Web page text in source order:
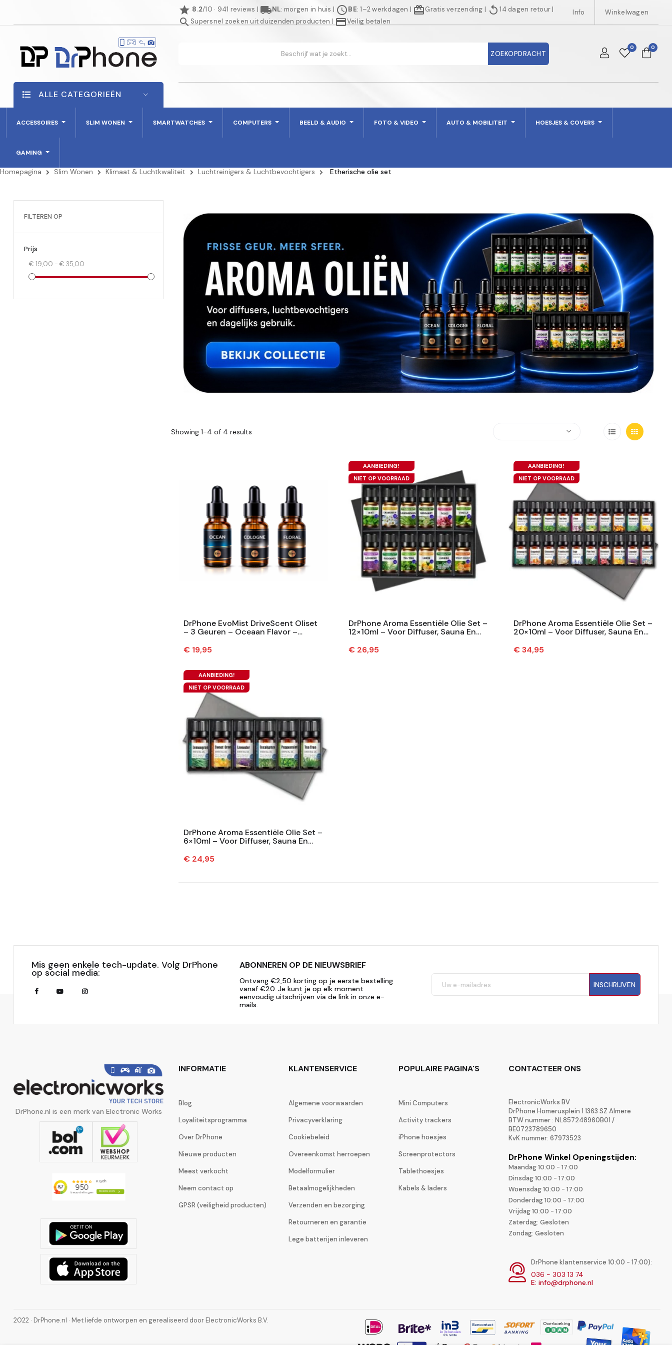
star 8.2/10 · 941 reviews | local_shippingNL: morgen in huis | scheduleBE: 1–2 werkdagen | redeemGratis verzending | replay14 dagen retour |
searchSupersnel zoeken uit duizenden producten | credit_cardVeilig betalen
Info Winkelwagen
ZOEKOPDRACHT
0 0
ALLE CATEGORIEËN
ACCESSOIRES SLIM WONEN SMARTWATCHES COMPUTERS BEELD & AUDIO FOTO & VIDEO AUTO & MOBILITEIT HOESJES & COVERS
GAMING
Homepagina Slim Wonen Klimaat & Luchtkwaliteit Luchtreinigers & Luchtbevochtigers Etherische olie set
FILTEREN OP
Prijs
€ 19,00 - € 35,00
Showing 1-4 of 4 results
DrPhone EvoMist DriveScent Oliset
– 3 Geuren – Oceaan Flavor –
Prijs
€ 19,95
AANBIEDING!
NIET OP VOORRAAD
DrPhone Aroma Essentiële Olie Set –
12×10ml – Voor Diffuser, Sauna En
Prijs
€ 26,95
AANBIEDING!
NIET OP VOORRAAD
DrPhone Aroma Essentiële Olie Set –
20×10ml – Voor Diffuser, Sauna En
Prijs
€ 34,95
AANBIEDING!
NIET OP VOORRAAD
DrPhone Aroma Essentiële Olie Set –
6×10ml – Voor Diffuser, Sauna En
Prijs
€ 24,95
Mis geen enkele tech-update. Volg DrPhone
op social media:
ABONNEREN OP DE NIEUWSBRIEF
Ontvang €2,50 korting op je eerste bestelling
vanaf €20. Je kunt je op elk moment
eenvoudig uitschrijven via de link in onze e-
mails.
INSCHRIJVEN
DrPhone.nl is een merk van Electronic Works
INFORMATIE
Blog
Loyaliteitsprogramma
Over DrPhone
Nieuwe producten
Meest verkocht
Neem contact op
GPSR (veiligheid producten)
KLANTENSERVICE
Algemene voorwaarden
Privacyverklaring
Cookiebeleid
Overeenkomst herroepen
Modelformulier
Betaalmogelijkheden
Verzenden en bezorging
Retourneren en garantie
Lege batterijen inleveren
POPULAIRE PAGINA'S
Mini Computers
Activity trackers
iPhone hoesjes
Screenprotectors
Tablethoesjes
Kabels & laders
CONTACTEER ONS
ElectronicWorks BV
DrPhone Homerusplein 1 1363 SZ Almere
BTW nummer : NL857248960B01 /
BE0723789650
KvK nummer: 67973523
DrPhone Winkel Openingstijden:
Maandag 10:00 - 17:00
Dinsdag 10:00 - 17:00
Woensdag 10:00 - 17:00
Donderdag 10:00 - 17:00
Vrijdag 10:00 - 17:00
Zaterdag: Gesloten
Zondag: Gesloten
DrPhone klantenservice 10:00 - 17:00):
036 - 303 13 74
E: info@drphone.nl
2022 · DrPhone.nl · Met liefde ontworpen en gerealiseerd door ElectronicWorks B.V.